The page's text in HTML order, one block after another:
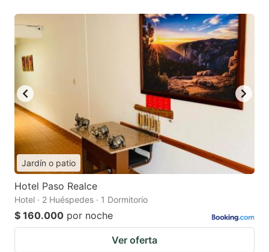
Jardín o patio
Hotel Paso Realce
Hotel · 2 Huéspedes · 1 Dormitorio
$ 160.000 por noche
Ver oferta